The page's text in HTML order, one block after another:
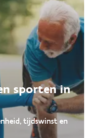
sporten in
tijdswinst en